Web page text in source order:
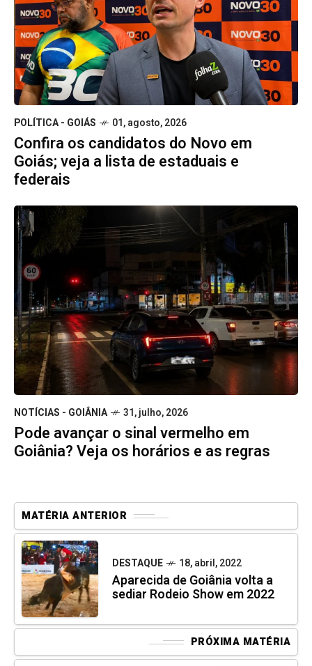
POLÍTICA - GOIÁS 01, agosto, 2026
Confira os candidatos do Novo em
Goiás; veja a lista de estaduais e
federais
NOTÍCIAS - GOIÂNIA 31, julho, 2026
Pode avançar o sinal vermelho em
Goiânia? Veja os horários e as regras
MATÉRIA ANTERIOR
DESTAQUE 18, abril, 2022
Aparecida de Goiânia volta a
sediar Rodeio Show em 2022
PRÓXIMA MATÉRIA